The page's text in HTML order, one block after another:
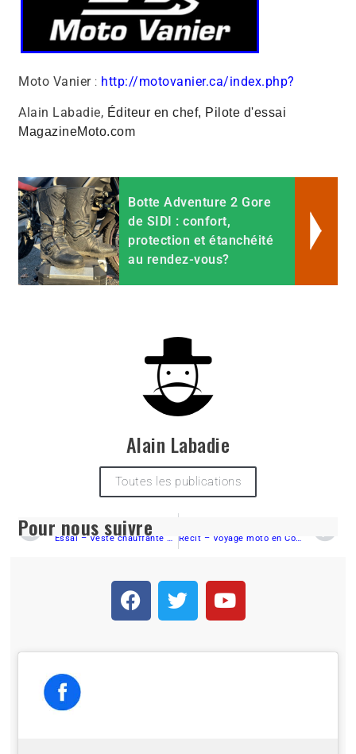
Moto Vanier : http://motovanier.ca/index.php?
Alain Labadie, Éditeur en chef, Pilote d'essai
MagazineMoto.com
Botte Adventure 2 Gore
de SIDI : confort,
protection et étanchéité
au rendez-vous?
Alain Labadie
Toutes les publications
PRÉCÉDENT
Essai – Veste chauffante Conforteck Récit – Voyage moto en Colombie
Pour nous suivre